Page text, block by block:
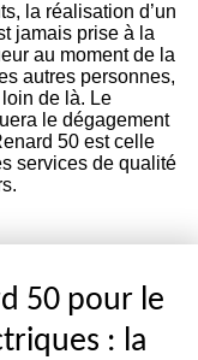
la réalisation d’un
jamais prise à la
au moment de la
autres personnes,
de là. Le
le dégagement
50 est celle
services de qualité
50 pour le
: la